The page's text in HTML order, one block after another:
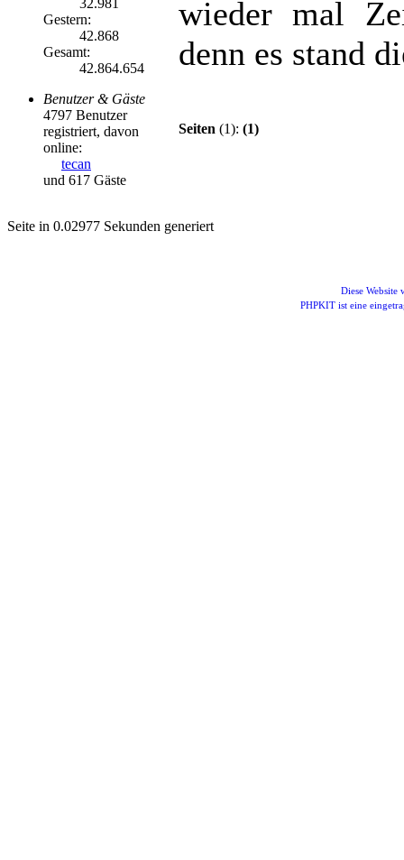
Gestern:
42.868
Gesamt:
42.864.654
Benutzer & Gäste
4797 Benutzer
registriert, davon
online:
tecan
und 617 Gäste
wieder mal
denn es stand
Seiten (1): (1)
Seite in 0.02977 Sekunden generiert
Diese Website
PHPKIT ist eine